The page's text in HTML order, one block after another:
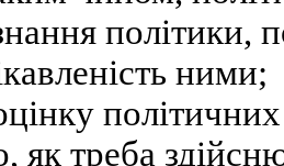
політики,
ними;
як треба